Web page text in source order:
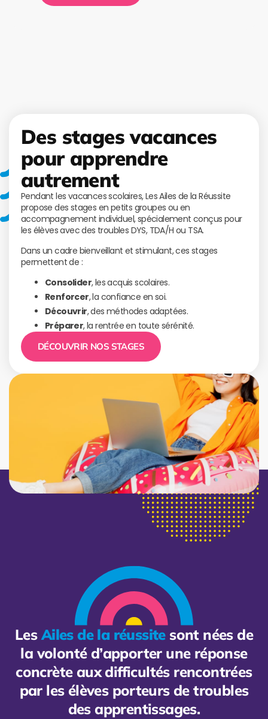
Des stages vacances
pour apprendre
autrement
Pendant les vacances scolaires, Les Ailes de la Réussite
propose des stages en petits groupes ou en
accompagnement individuel, spécialement conçus pour
les élèves avec des troubles DYS, TDA/H ou TSA.
Dans un cadre bienveillant et stimulant, ces stages
permettent de :
Consolider, les acquis scolaires.
Renforcer, la confiance en soi.
Découvrir, des méthodes adaptées.
Préparer, la rentrée en toute sérénité.
DÉCOUVRIR NOS STAGES
LesAiles de la réussitesont nées de
la volonté d’apporter une réponse
concrète aux difficultés rencontrées
par les élèves porteurs de troubles
des apprentissages.